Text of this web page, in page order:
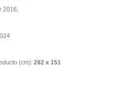
2016,
(cm): 282 x 151